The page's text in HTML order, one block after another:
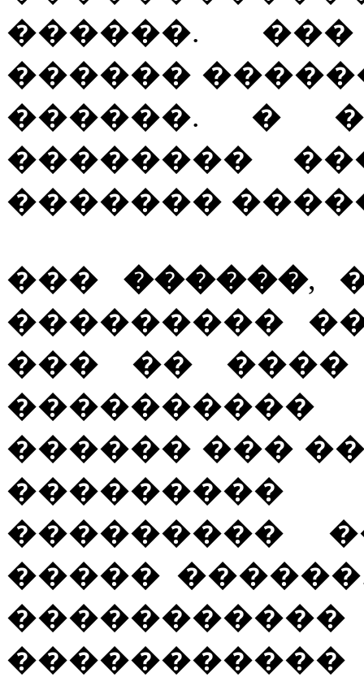
������.
������
������. �
��������
�������
��� ������,
���������
��� ��
������ ���
���������
���������
�����